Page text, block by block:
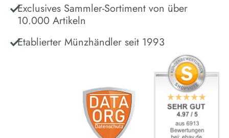
Exclusives Sammler-Sortiment von über
10.000 Artikeln
Etablierter Münzhändler seit 1993